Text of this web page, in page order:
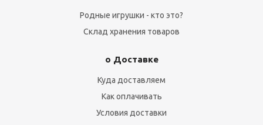
Родные игрушки - кто это?
Склад хранения товаров
о Доставке
Куда доставляем
Как оплачивать
Условия доставки